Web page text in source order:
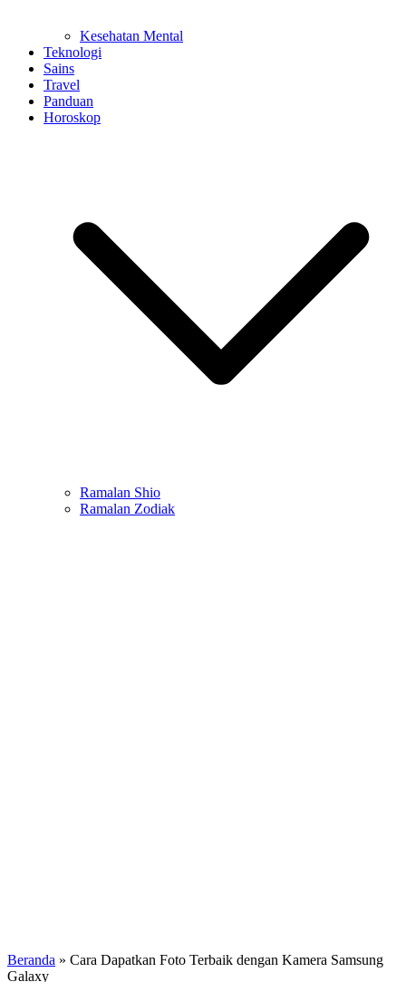
Kesehatan Mental
Teknologi
Sains
Travel
Panduan
Horoskop
Ramalan Shio
Ramalan Zodiak
Beranda » Cara Dapatkan Foto Terbaik dengan Kamera Samsung
Galaxy